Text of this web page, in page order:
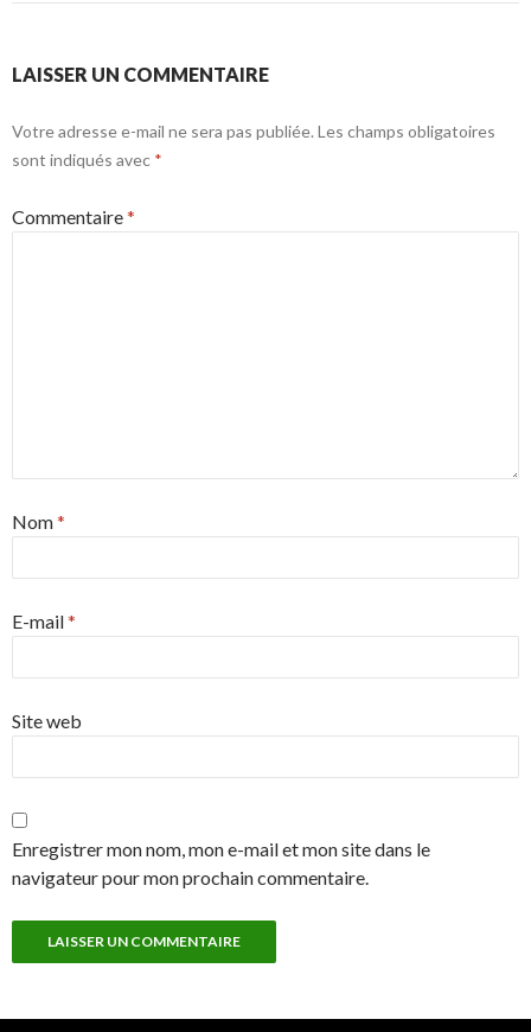
LAISSER UN COMMENTAIRE
Votre adresse e-mail ne sera pas publiée. Les champs obligatoires
sont indiqués avec *
Commentaire*
Nom*
E-mail*
Site web
Enregistrer mon nom, mon e-mail et mon site dans le
navigateur pour mon prochain commentaire.